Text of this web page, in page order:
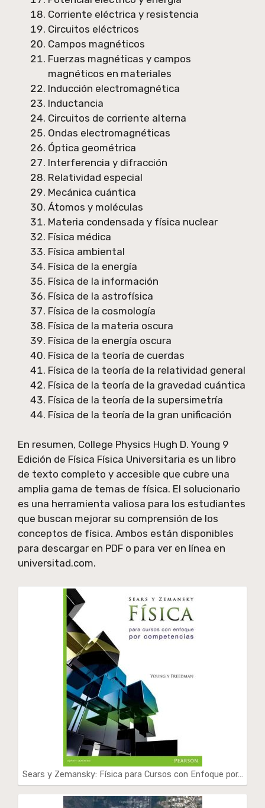
Corriente eléctrica y resistencia
Circuitos eléctricos
Campos magnéticos
Fuerzas magnéticas y campos
magnéticos en materiales
Inducción electromagnética
Inductancia
Circuitos de corriente alterna
Ondas electromagnéticas
Óptica geométrica
Interferencia y difracción
Relatividad especial
Mecánica cuántica
Átomos y moléculas
Materia condensada y física nuclear
Física médica
Física ambiental
Física de la energía
Física de la información
Física de la astrofísica
Física de la cosmología
Física de la materia oscura
Física de la energía oscura
Física de la teoría de cuerdas
Física de la teoría de la relatividad general
Física de la teoría de la gravedad cuántica
Física de la teoría de la supersimetría
Física de la teoría de la gran unificación
En resumen, College Physics Hugh D. Young 9
Edición de Física Física Universitaria es un libro
de texto completo y accesible que cubre una
amplia gama de temas de física. El solucionario
es una herramienta valiosa para los estudiantes
que buscan mejorar su comprensión de los
conceptos de física. Ambos están disponibles
para descargar en PDF o para ver en línea en
universitad.com.
Sears y Zemansky: Física para Cursos con Enfoque por…